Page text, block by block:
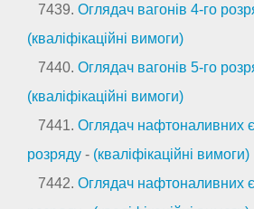
7439. Оглядач вагонів 4-го
(кваліфікаційні вимоги)
7440. Оглядач вагонів 5-го
(кваліфікаційні вимоги)
7441. Оглядач нафтоналивних
розряду - (кваліфікаційні вимоги)
7442. Оглядач нафтоналивних